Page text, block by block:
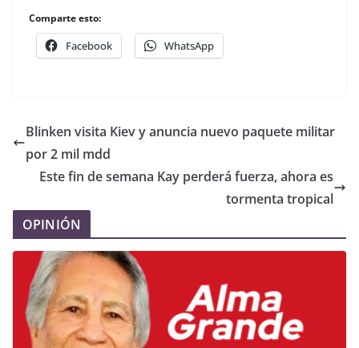
Comparte esto:
Facebook WhatsApp
Blinken visita Kiev y anuncia nuevo paquete militar
por 2 mil mdd
Este fin de semana Kay perderá fuerza, ahora es
tormenta tropical
OPINIÓN